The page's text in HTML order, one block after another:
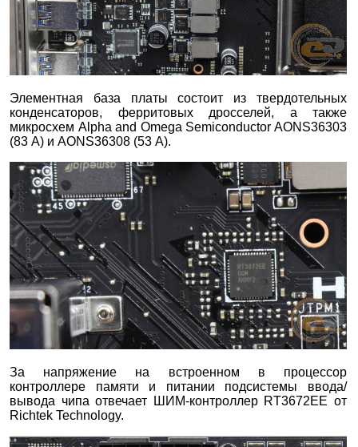
Элементная база платы состоит из твердотельных
конденсаторов, ферритовых дросселей, а также
микросхем Alpha and Omega Semiconductor AONS36303
(83 А) и AONS36308 (53 А).
За напряжение на встроенном в процессор
контроллере памяти и питании подсистемы ввода/
вывода чипа отвечает ШИМ-контроллер RT3672EE от
Richtek Technology.